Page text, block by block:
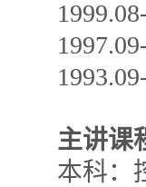
主讲课
本科：